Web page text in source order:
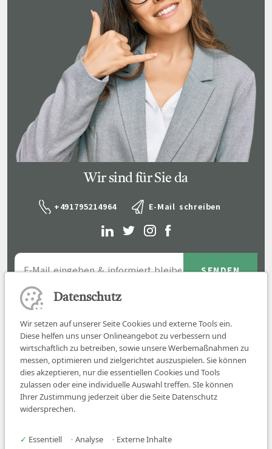
Wir sind für Sie da
+491795214964 E-Mail schreiben
Job finden
Datenschutz
Wir setzen auf unserer Seite Cookies und externe Tools ein.
Diese helfen uns unser Onlineangebot zu verbessern und
wirtschaftlich zu betreiben, sowie unsere Werbemaßnahmen zu
messen, optimieren und zielgerichtet auszuspielen. Sie können
dies akzeptieren, nur die essentiellen Cookies und Tools
zulassen oder eine individuelle Auswahl treffen. SIe können
Ihrer Zustimmung jederzeit über die Seite Datenschutz
widersprechen.
✓ Essentiell • Analyse • Externe Inhalte